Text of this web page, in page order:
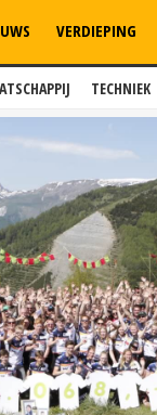
TECHNIEK
VERDIEPING